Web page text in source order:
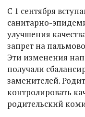
С 1 сентября
санитарно-
улучшения
запрет на
Эти изменения
получали
заменителей.
контролировать
родительский